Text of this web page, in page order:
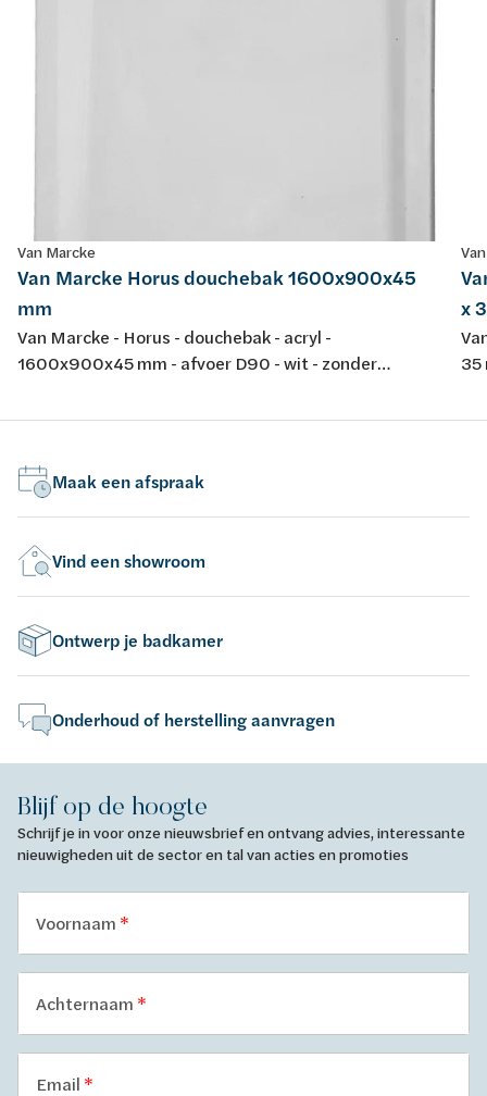
Van Marcke
Van Marcke Horus douchebak 1600x900x45
mm
Van Marcke - Horus - douchebak - acryl -
1600x900x45 mm - afvoer D90 - wit - zonder
EN 232 & EN 14516: 2010
x
35
Maak een afspraak
Vind een showroom
Ontwerp je badkamer
Onderhoud of herstelling aanvragen
Blijf op de hoogte
Schrijf je in voor onze nieuwsbrief en ontvang advies, interessante
nieuwigheden uit de sector en tal van acties en promoties
Voornaam
Achternaam
Email